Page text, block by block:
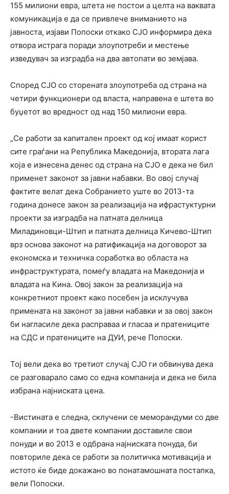
155 милиони евра, штета не постои а целта на ваквата
комуникација е да се привлече вниманието на
јавноста, изјави Попоски откако СЈО информира дека
отвора истрага поради злоупотреби и местење
изведувач за изградба на два автопати во земјава.
Според СЈО со сторената злоупотреба од страна на
четири функционери од власта, направена е штета во
буџетот во вредност од над 150 милиони евра.
„Се работи за капитален проект од кој имаат корист
сите граѓани на Република Македонија, втората лага
која е изнесена денес од страна на СЈО е дека не бил
применет законот за јавни набавки. Во овој случај
фактите велат дека Собранието уште во 2013-та
година донесе закон за реализација на ифрастуктурни
проекти за изградба на патната делница
Миладиновци-Штип и патната делница Кичево-Штип
врз основа законот на ратификација на договорот за
економска и техничка соработка во областа на
инфраструктурата, помеѓу владата на Македонија и
владата на Кина. Овој закон за реализација на
конкретниот проект како посебен ја исклучува
примената на законот за јавни набавки и за овој закон
би нагласиле дека расправаа и гласаа и пратениците
на СДС и пратениците на ДУИ, рече Попоски.
Тој вели дека во третиот случај СЈО ги обвинува дека
се разговарало само со една компанија и дека не била
избрана најниската цена.
-Вистината е следна, склучени се меморандуми со две
компании и тоа двете компании доставиле свои
понуди и во 2013 е одбрана најниската понуда, би
повториле дека се работи за политичка мотивација и
истото ќе биде докажано во понатамошната постапка,
вели Попоски.